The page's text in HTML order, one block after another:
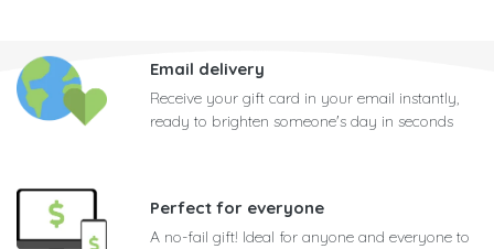
Email delivery
Receive your gift card in your email instantly,
ready to brighten someone's day in seconds
Perfect for everyone
A no-fail gift! Ideal for anyone and everyone to